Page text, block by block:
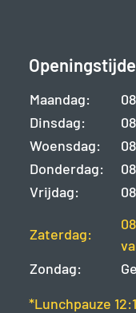
Maandag:
Dinsdag:
Woensdag:
Donderdag:
Vrijdag:
Zaterdag:
Zondag:
*Lunchpauze